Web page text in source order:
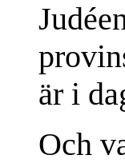
är i
Och